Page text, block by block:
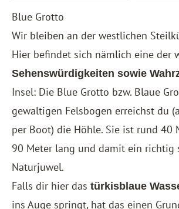
Blue Grotto
Wir bleiben an der westlichen
Hier befindet sich nämlich eine der
Sehenswürdigkeiten sowie
Insel: Die Blue Grotto bzw. Blaue
gewaltigen Felsbogen erreichst du
per Boot) die Höhle. Sie ist rund 40
90 Meter lang und damit ein richtig
Naturjuwel.
Falls dir hier das türkisblaue
ins Auge springt, hat das einen